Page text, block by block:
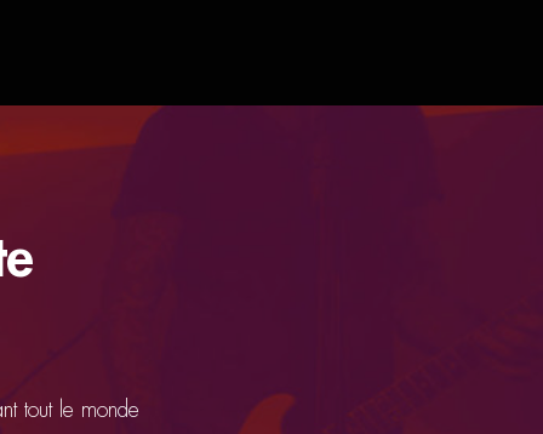
tout le monde